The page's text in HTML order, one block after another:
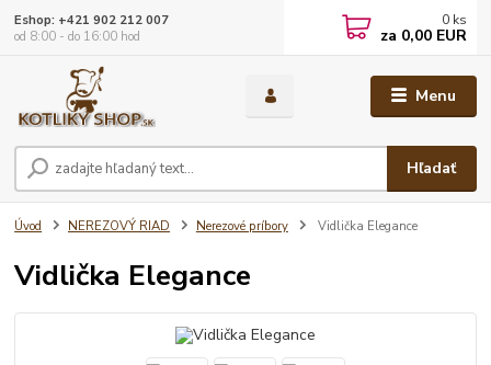
Menu
Hľadať
Eshop: +421 902 212 007
od 8:00 - do 16:00 hod
0 ks
za 0,00 EUR
Úvod NEREZOVÝ RIAD Nerezové príbory Vidlička Elegance
Vidlička Elegance